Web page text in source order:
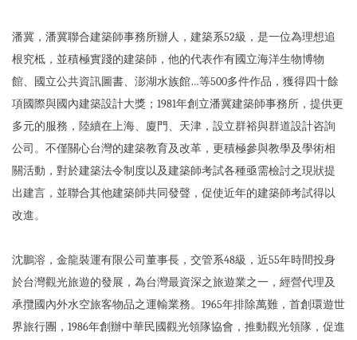
潘冀，潘冀聯合建築師事務所辦人，建築系52級，是一位為理想追
根究柢，並積極實踐的建築師，他的代表作有國立海洋生物博物
館、國立公共資訊圖書、澎湖水族館…等500多件作品，獲得四十餘
項國際與國內建築設計大獎；1981年創立潘冀建築師事務所，提供更
多元的服務，陸續在上海、廈門、天津，設立群裕與群道設計咨詢
公司。不僅關心台灣的建築教育及改革，更積極參與教學及學術相
關活動，對於建築法令制度以及建築師考試各種亟需檢討之現狀提
出建言，並聯合其他建築師共同發聲，促使近年的建築師考試得以
改進。
沈鵬溶，金龍裝運有限公司董事長，交管系48級，近55年時間投身
於台灣觀光旅遊的發展，為台灣最資深之旅遊業之一，經營代理及
承攬國內外水空旅客物品之運輸業務。1965年排除萬難，首創環遊世
界旅行團，1986年創辦中華民國觀光領隊協會，推動觀光領隊，促進